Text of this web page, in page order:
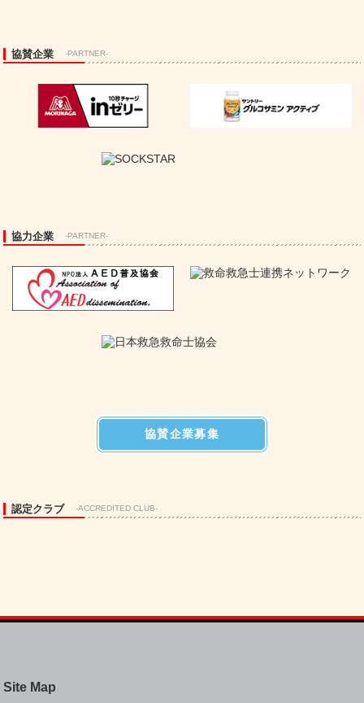
協賛企業 -PARTNER-
協力企業 -PARTNER-
協賛企業募集
認定クラブ -ACCREDITED CLUB-
Site Map